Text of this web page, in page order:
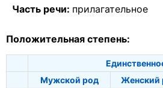
Часть речи: прилагательное
Положительная степень:
Мужской род
Женский